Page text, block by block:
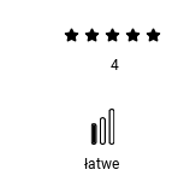
4
łatwe